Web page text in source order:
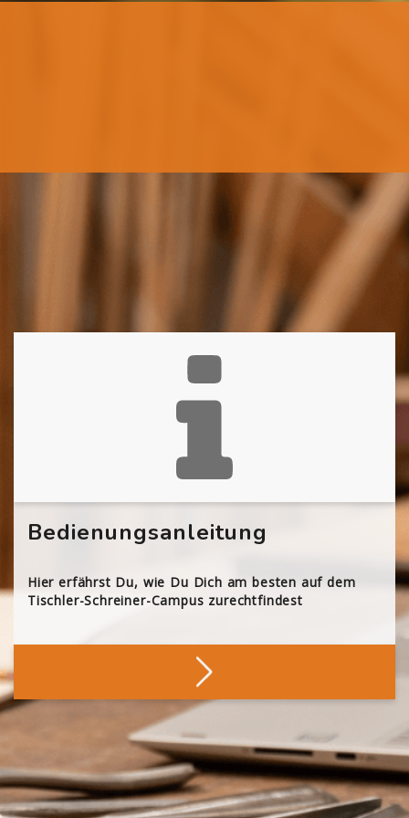
Bedienungsanleitung
Hier erfährst Du, wie Du Dich am besten auf dem
Tischler-Schreiner-Campus zurechtfindest